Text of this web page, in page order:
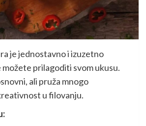
je jednostavno i izuzetno
možete prilagoditi svom ukusu.
ali pruža mnogo
u filovanju.